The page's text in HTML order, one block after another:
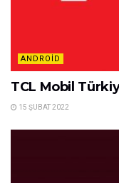
ANDROID
TCL Mobil
15 ŞUBAT 2022